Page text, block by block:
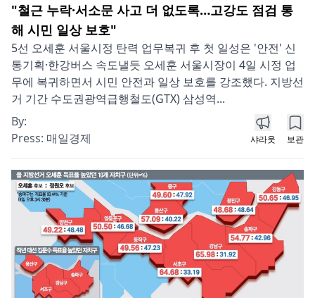
"철근 누락·서소문 사고 더 없도록…고강도 점검 통
해 시민 일상 보호"
5선 오세훈 서울시정 탄력 업무복귀 후 첫 일성은 '안전' 신
통기획·한강버스 속도낼듯 오세훈 서울시장이 4일 시정 업
무에 복귀하면서 시민 안전과 일상 보호를 강조했다. 지방선
거 기간 수도권광역급행철도(GTX) 삼성역...
By:
Press: 매일경제 샤라웃 보관